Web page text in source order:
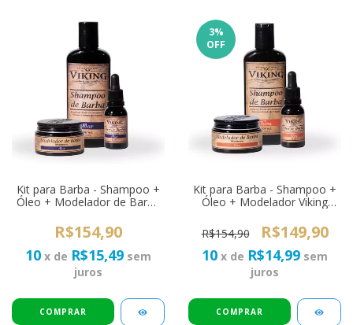
Kit para Barba - Shampoo +
Óleo + Modelador de Barba
R$154,90
10 x de R$15,49 sem
juros
3%
OFF
Kit para Barba - Shampoo +
Óleo + Modelador Viking
R$154,90
R$149,90
10 x de R$14,99 sem
juros